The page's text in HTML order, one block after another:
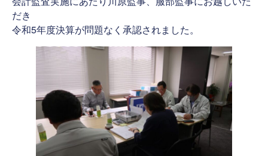
だき
令和5年度決算が問題なく承認されました。